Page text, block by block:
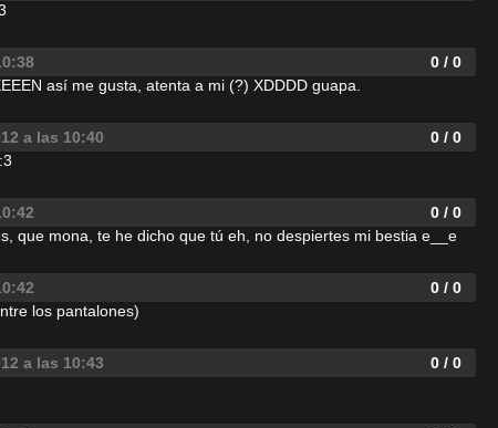
0 / 0
así me gusta, atenta a mi (?) XDDDD guapa.
a las 10:40
0 / 0
0 / 0
que mona, te he dicho que tú eh, no despiertes mi bestia e__e
0 / 0
los pantalones)
a las 10:43
0 / 0